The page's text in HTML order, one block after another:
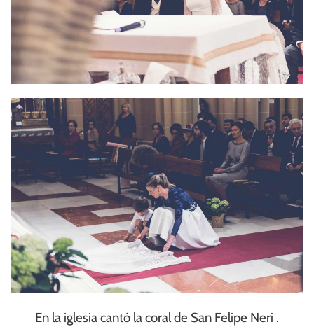
En la iglesia cantó la coral de San Felipe Neri .